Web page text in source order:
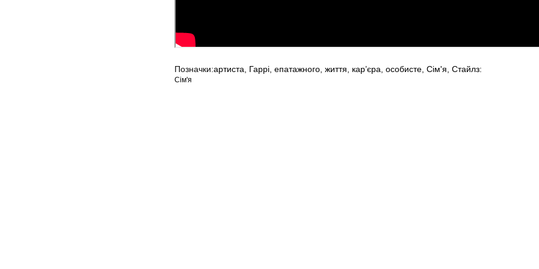
Позначки:артиста, Гаррі, епатажного, життя, кар’єра, особисте, Сім'я, Стайлз:
Сім'я